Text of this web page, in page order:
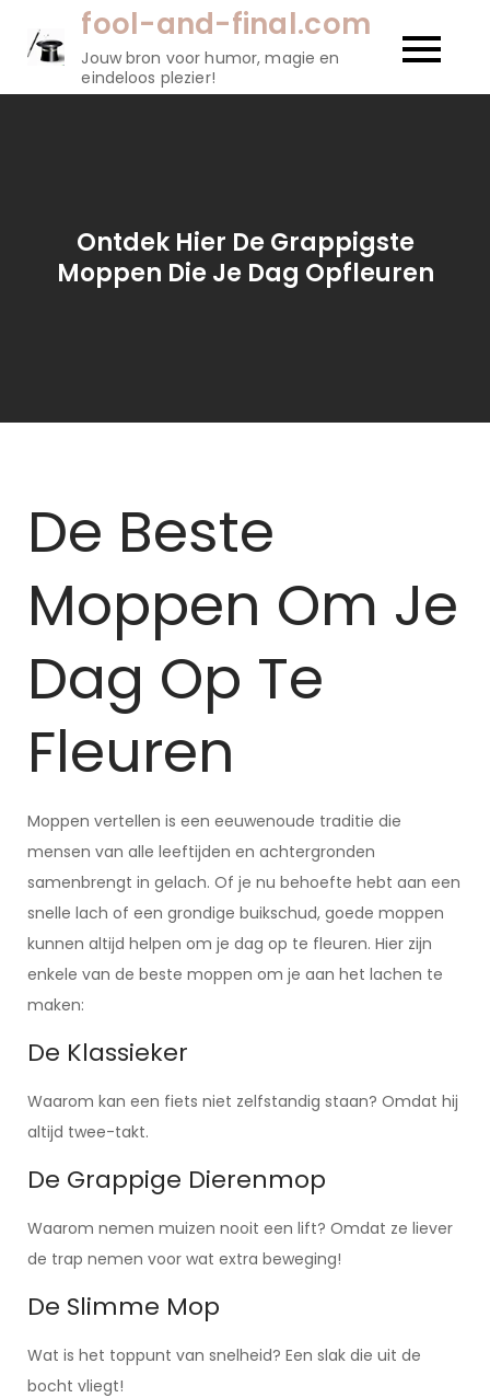
fool-and-final.com
Jouw bron voor humor, magie en
eindeloos plezier!
Ontdek Hier De Grappigste
Moppen Die Je Dag Opfleuren
De Beste
Moppen Om Je
Dag Op Te
Fleuren
Moppen vertellen is een eeuwenoude traditie die
mensen van alle leeftijden en achtergronden
samenbrengt in gelach. Of je nu behoefte hebt aan een
snelle lach of een grondige buikschud, goede moppen
kunnen altijd helpen om je dag op te fleuren. Hier zijn
enkele van de beste moppen om je aan het lachen te
maken:
De Klassieker
Waarom kan een fiets niet zelfstandig staan? Omdat hij
altijd twee-takt.
De Grappige Dierenmop
Waarom nemen muizen nooit een lift? Omdat ze liever
de trap nemen voor wat extra beweging!
De Slimme Mop
Wat is het toppunt van snelheid? Een slak die uit de
bocht vliegt!